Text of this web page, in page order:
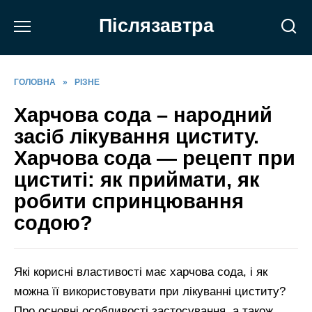
Післязавтра
ГОЛОВНА » РІЗНЕ
Харчова сода – народний
засіб лікування циститу.
Харчова сода — рецепт при
циститі: як приймати, як
робити спринцювання
содою?
Які корисні властивості має харчова сода, і як
можна її використовувати при лікуванні циститу?